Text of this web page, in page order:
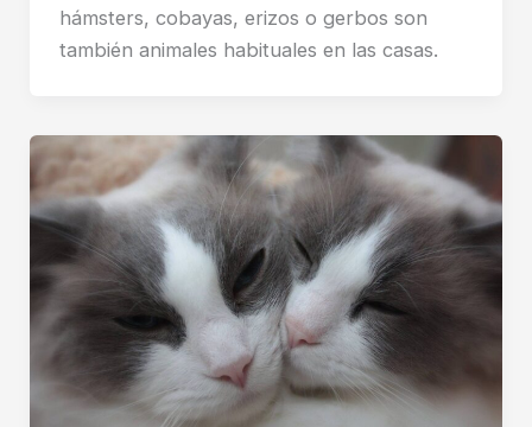
hámsters, cobayas, erizos o gerbos son
también animales habituales en las casas.